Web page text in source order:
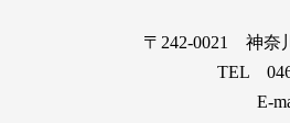
〒242-0021 神奈
TEL
E-